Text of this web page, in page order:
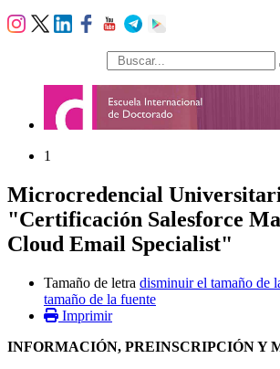
búsqueda
1
Microcredencial
"Certificación Salesforce
Cloud Email Specialist"
Tamaño de letra disminuir el tamaño de
tamaño de la fuente
Imprimir
INFORMACIÓN, PREINSCRIPCIÓN Y